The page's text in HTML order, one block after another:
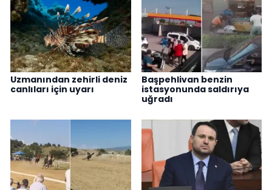
Uzmanından zehirli deniz
canlıları için uyarı
Başpehlivan benzin
istasyonunda saldırıya
uğradı